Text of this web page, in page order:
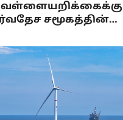
சமூகத்தின்